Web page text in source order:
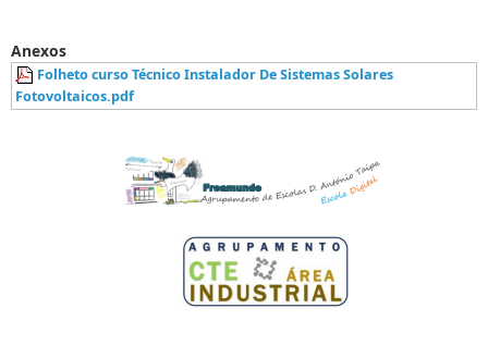
Anexos
Folheto curso Técnico Instalador De Sistemas Solares
Fotovoltaicos.pdf